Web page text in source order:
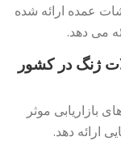
عمده ارائه شده
می دهد.
ژنگ در کشور
بازاریابی موثر
ارائه دهد.